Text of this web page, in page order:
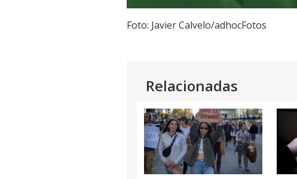
Foto: Javier Calvelo/adhocFotos
Relacionadas